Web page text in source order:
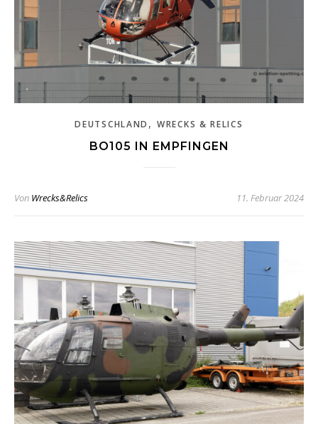
DEUTSCHLAND ,WRECKS & RELICS
BO105 IN EMPFINGEN
Von Wrecks&Relics 11. Februar 2024